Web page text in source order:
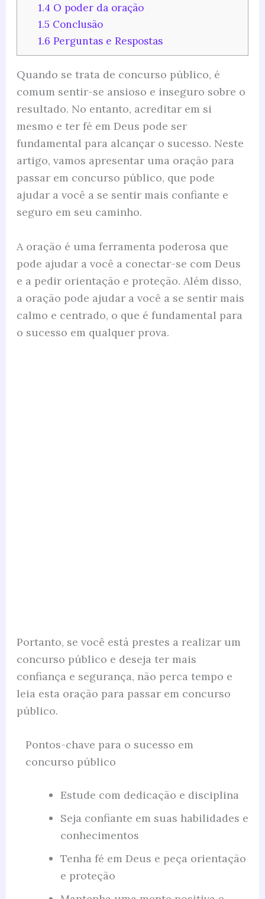
1.4 O poder da oração
1.5 Conclusão
1.6 Perguntas e Respostas
Quando se trata de concurso público, é
comum sentir-se ansioso e inseguro sobre o
resultado. No entanto, acreditar em si
mesmo e ter fé em Deus pode ser
fundamental para alcançar o sucesso. Neste
artigo, vamos apresentar uma oração para
passar em concurso público, que pode
ajudar a você a se sentir mais confiante e
seguro em seu caminho.
A oração é uma ferramenta poderosa que
pode ajudar a você a conectar-se com Deus
e a pedir orientação e proteção. Além disso,
a oração pode ajudar a você a se sentir mais
calmo e centrado, o que é fundamental para
o sucesso em qualquer prova.
Portanto, se você está prestes a realizar um
concurso público e deseja ter mais
confiança e segurança, não perca tempo e
leia esta oração para passar em concurso
público.
Pontos-chave para o sucesso em
concurso público
Estude com dedicação e disciplina
Seja confiante em suas habilidades e
conhecimentos
Tenha fé em Deus e peça orientação
e proteção